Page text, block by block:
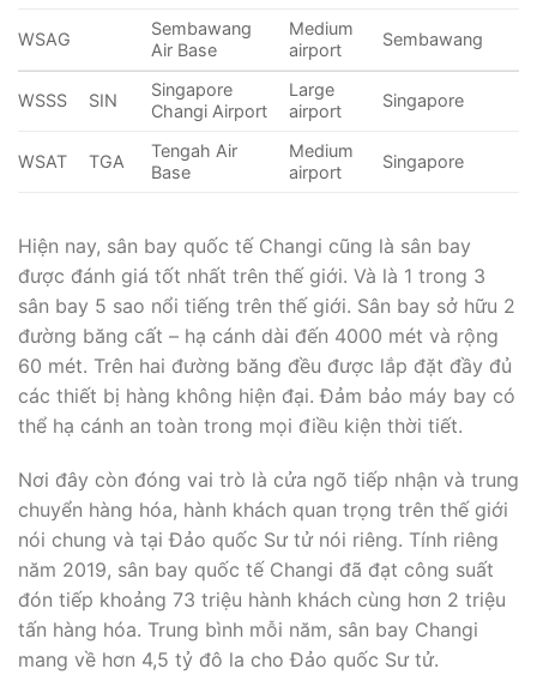
WSAG
Sembawang
Air Base
Medium
airport
Sembawang
WSSS SIN
Singapore
Changi Airport
Large
airport
Singapore
WSAT TGA
Tengah Air
Base
Medium
airport
Singapore
Hiện nay, sân bay quốc tế Changi cũng là sân bay
được đánh giá tốt nhất trên thế giới. Và là 1 trong 3
sân bay 5 sao nổi tiếng trên thế giới. Sân bay sở hữu 2
đường băng cất – hạ cánh dài đến 4000 mét và rộng
60 mét. Trên hai đường băng đều được lắp đặt đầy đủ
các thiết bị hàng không hiện đại. Đảm bảo máy bay có
thể hạ cánh an toàn trong mọi điều kiện thời tiết.
Nơi đây còn đóng vai trò là cửa ngõ tiếp nhận và trung
chuyển hàng hóa, hành khách quan trọng trên thế giới
nói chung và tại Đảo quốc Sư tử nói riêng. Tính riêng
năm 2019, sân bay quốc tế Changi đã đạt công suất
đón tiếp khoảng 73 triệu hành khách cùng hơn 2 triệu
tấn hàng hóa. Trung bình mỗi năm, sân bay Changi
mang về hơn 4,5 tỷ đô la cho Đảo quốc Sư tử.